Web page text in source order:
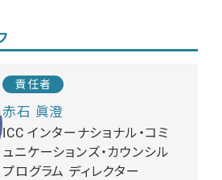
責任者
赤石 眞澄
ICC インターナショナル・コミ
ュニケーションズ・カウンシル
プログラム ディレクター